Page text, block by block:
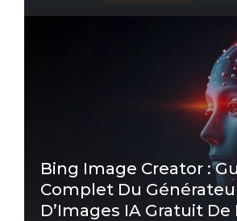
Bing Image Creator :
Complet Du
D’Images IA Gratuit